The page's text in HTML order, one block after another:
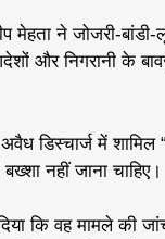
मेहता ने जोजरी-
और निगरानी के
डिस्चार्ज में
नहीं जाना चाहिए।
कि वह मामले की